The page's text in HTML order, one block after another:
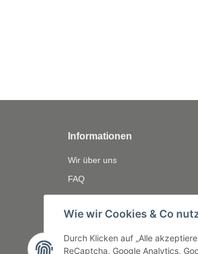
Informationen
Wir über uns
FAQ
Zahlungsmöglichkeiten
Versandinformationen
Bewerten
Wie wir Cookies & Co
Durch Klicken auf „Alle
ReCaptcha, Google Analytics,